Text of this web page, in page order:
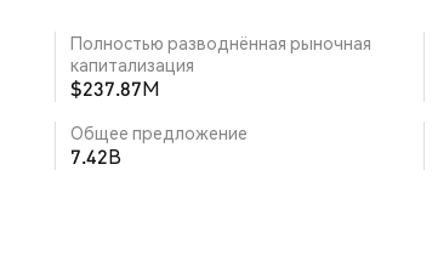
Полностью разводнённая рыночная
капитализация
$237.87M
Общее предложение
7.42B